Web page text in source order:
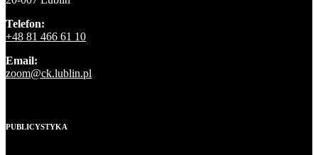
Telefon:
+48 81 466 61 10
Email:
zoom@ck.lublin.pl
PUBLICYSTYKA